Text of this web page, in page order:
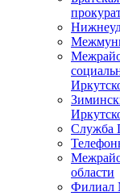
Служба
области
Филиал